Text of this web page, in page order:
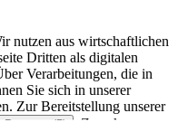
nutzen aus wirtschaftlichen
Dritten als digitalen
Verarbeitungen, die in
Sie sich in unserer
Zur Bereitstellung unserer
Partnern (5)
. Zwecke: